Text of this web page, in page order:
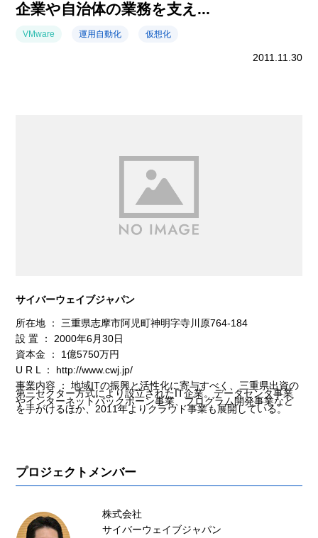
企業や自治体の業務を支え...
VMware 運用自動化 仮想化
2011.11.30
サイバーウェイブジャパン
所在地 ： 三重県志摩市阿児町神明字寺川原764-184
設 置 ： 2000年6月30日
資本金 ： 1億5750万円
U R L ： http://www.cwj.jp/
事業内容 ： 地域ITの振興と活性化に寄与すべく、三重県出資の
第三セクター方式により設立されたIT企業。データセンタ事業
やインターネットバックボーン事業、プログラム開発事業など
を手がけるほか、2011年よりクラウド事業も展開している。
プロジェクトメンバー
株式会社
サイバーウェイブジャパン